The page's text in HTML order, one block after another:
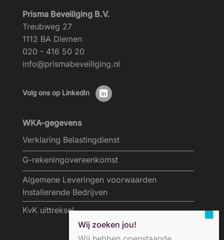
Prisma Beveiliging B.V.
Treubweg 27
1112 BA Diemen
020 - 416 50 20
info@prismabeveiliging.nl
Volg ons op LinkedIn
WKA-gegevens
Verklaring Belastingdienst
G-rekeningovereenkomst
Algemene Leveringen voorwaarden
Installerende Bedrijven
KvK uittreksel
Wij zoeken jou!